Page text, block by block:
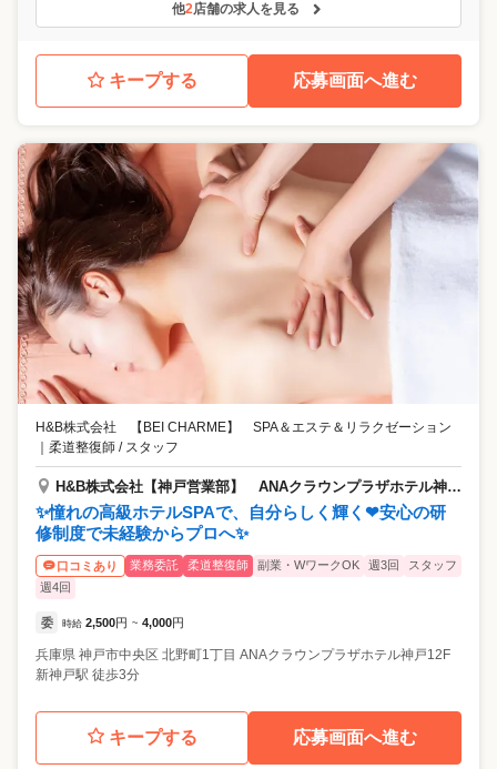
他2店舗の求人を見る
キープする 応募画面へ進む
H&B株式会社 【BEI CHARME】 SPA＆エステ＆リラクゼーション
｜ 柔道整復師 / スタッフ
H&B株式会社【神戸営業部】 ANAクラウンプラザホテル神戸12階
✨憧れの高級ホテルSPAで、自分らしく輝く❤安心の研
修制度で未経験からプロへ✨
口コミあり 業務委託 柔道整復師 副業・WワークOK 週3回
スタッフ
週4回
委 時給 2,500円 ~ 4,000円
兵庫県 神戸市中央区 北野町1丁目 ANAクラウンプラザホテル神戸12F
新神戸駅 徒歩3分
キープする 応募画面へ進む